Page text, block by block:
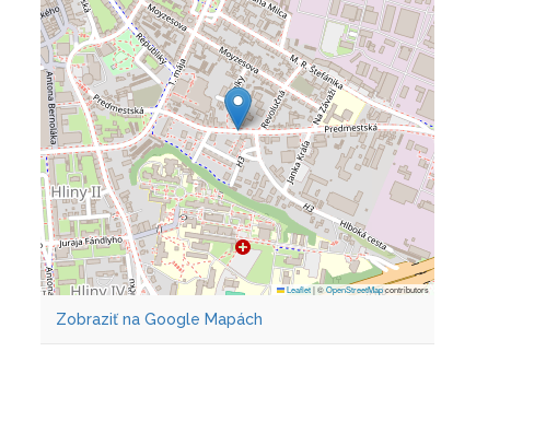
Leaflet|©OpenStreetMapcontributors
Zobraziť na Google Mapách